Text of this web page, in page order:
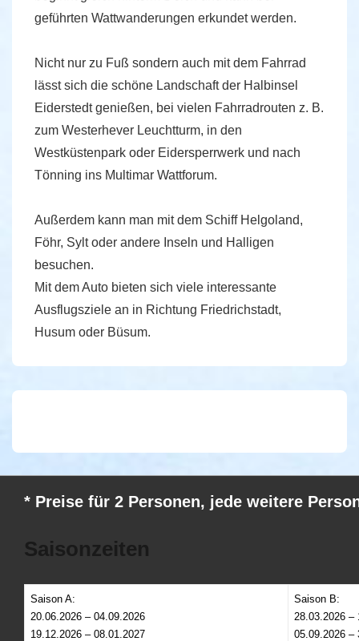
geführten Wattwanderungen erkundet werden.
Nicht nur zu Fuß sondern auch mit dem Fahrrad
lässt sich die schöne Landschaft der Halbinsel
Eiderstedt genießen, bei vielen Fahrradrouten z. B.
zum Westerhever Leuchtturm, in den
Westküstenpark oder Eidersperrwerk und nach
Tönning ins Multimar Wattforum.
Außerdem kann man mit dem Schiff Helgoland,
Föhr, Sylt oder andere Inseln und Halligen
besuchen.
Mit dem Auto bieten sich viele interessante
Ausflugsziele an in Richtung Friedrichstadt,
Husum oder Büsum.
* Preise für 2 Personen, jede weitere
Saisonzeiten
Saison A:
20.06.2026 – 04.09.2026
19.12.2026 – 08.01.2027
Saison B:
28.03.2026 –
05.09.2026 –